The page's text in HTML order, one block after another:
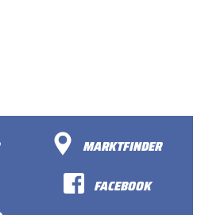
MARKTFINDER
FACEBOOK